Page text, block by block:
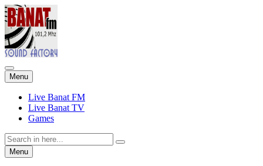
Menu Skip
to
content
Live Banat FM
Live Banat TV
Games
Search
for:Menu Skip
to